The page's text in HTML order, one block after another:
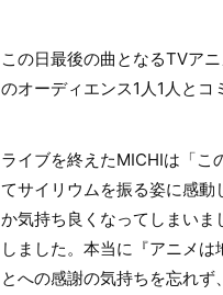
この日最後の曲となるTVア
のオーディエンス1人1人とコ
ライブを終えたMICHIは「こ
てサイリウムを振る姿に感
か気持ち良くなってしまい
しました。本当に『アニメ
とへの感謝の気持ちを忘れ